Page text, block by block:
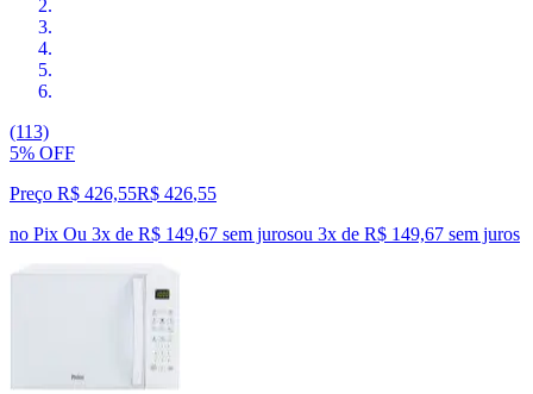
(113)
5% OFF
Preço R$ 426,55R$ 426,55
no Pix Ou 3x de R$ 149,67 sem jurosou 3x de R$ 149,67 sem juros